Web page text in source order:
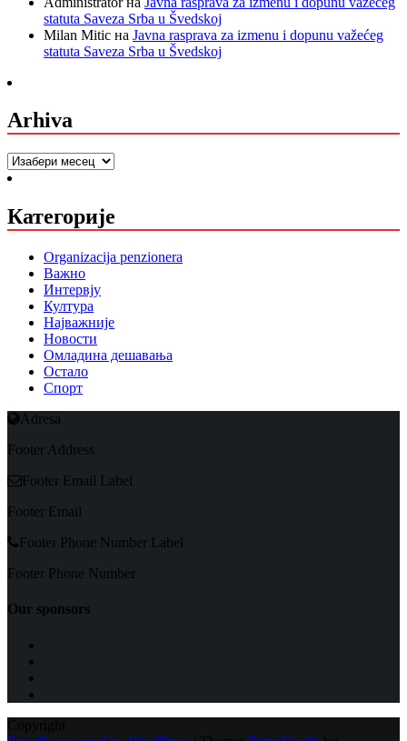
statuta Saveza Srba u Švedskoj
Milan Mitic на Javna rasprava za izmenu i dopunu važećeg
statuta Saveza Srba u Švedskoj
Arhiva
Arhiva
Категорије
Organizacija penzionera
Важно
Интервју
Култура
Најважније
Новости
Омладина дешавања
Остало
Спорт
Adresa
Footer Address
Footer Email Label
Footer Email
Footer Phone Number Label
Footer Phone Number
Our sponsors